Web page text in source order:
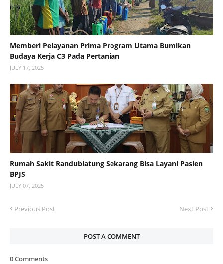
Memberi Pelayanan Prima Program Utama Bumikan
Budaya Kerja C3 Pada Pertanian
JULY 17, 2025
Rumah Sakit Randublatung Sekarang Bisa Layani Pasien
BPJS
JULY 07, 2025
Previous Post Next Post
POST A COMMENT
0 Comments